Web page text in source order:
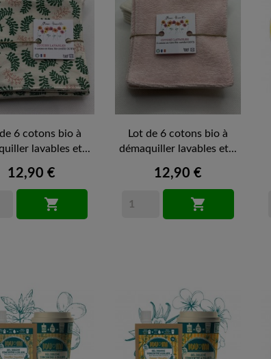
6 cotons bio à
lavables et...
12,90 €

Lot de 6 cotons bio à
démaquiller lavables et...
12,90 €
